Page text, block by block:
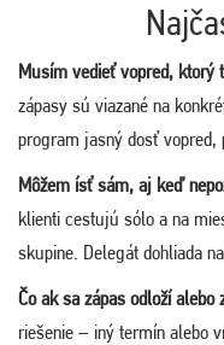
Musím vedieť vopred, ktorý
zápasy sú viazané na
program jasný dosť
Môžem ísť sám, aj keď
klienti cestujú sólo a na
skupine. Delegát dohliada
Čo ak sa zápas odloží alebo
riešenie – iný termín alebo